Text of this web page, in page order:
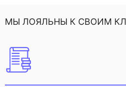
МЫ ЛОЯЛЬНЫ К СВОИМ